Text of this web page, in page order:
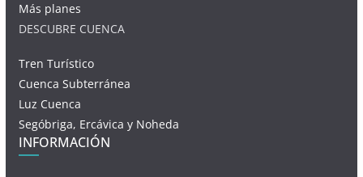
Más planes
DESCUBRE CUENCA
Tren Turístico
Cuenca Subterránea
Luz Cuenca
Segóbriga, Ercávica y Noheda
INFORMACIÓN